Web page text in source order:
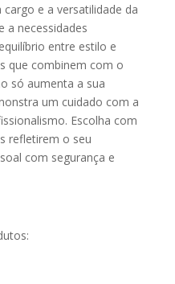
e a versatilidade da
a necessidades
entre estilo e
que combinem com o
só aumenta a sua
um cuidado com a
Escolha com
refletirem o seu
com segurança e